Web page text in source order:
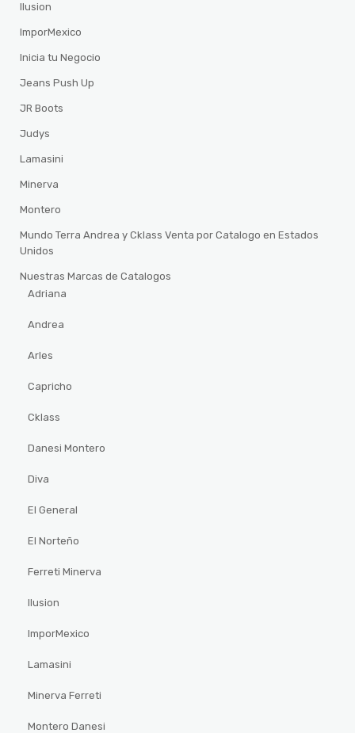
Ilusion
ImporMexico
Inicia tu Negocio
Jeans Push Up
JR Boots
Judys
Lamasini
Minerva
Montero
Mundo Terra Andrea y Cklass Venta por Catalogo en Estados
Unidos
Nuestras Marcas de Catalogos
Adriana
Andrea
Arles
Capricho
Cklass
Danesi Montero
Diva
El General
El Norteño
Ferreti Minerva
Ilusion
ImporMexico
Lamasini
Minerva Ferreti
Montero Danesi